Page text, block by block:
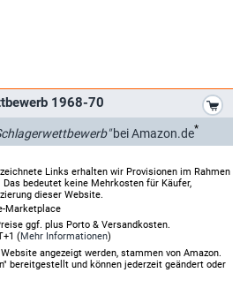
1968-70
bei Amazon.de*
Links erhalten wir Provisionen im Rahmen
bedeutet keine Mehrkosten für Käufer,
dieser Website.
Marketplace
ggf. plus Porto & Versandkosten.
(Mehr Informationen)
angezeigt werden, stammen von Amazon.
bereitgestellt und können jederzeit geändert oder